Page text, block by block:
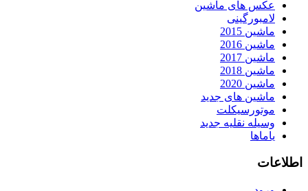
عکس های ماشین
لامبورگینی
ماشین 2015
ماشین 2016
ماشین 2017
ماشین 2018
ماشین 2020
ماشین های جدید
موتورسیکلت
وسیله نقلیه جدید
یاماها
اطلاعات